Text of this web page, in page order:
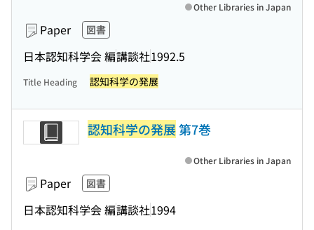
Paper 図書
日本認知科学会 編講談社1992.5
Other Libraries in Japan
Title Heading 認知科学の発展
認知科学の発展第7巻
Paper 図書
日本認知科学会 編講談社1994
Other Libraries in Japan